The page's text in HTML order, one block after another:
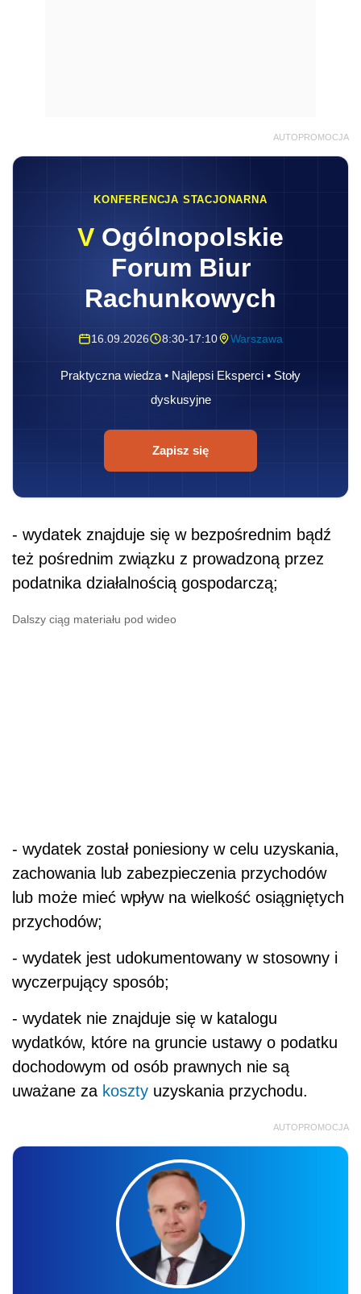
AUTOPROMOCJA
KONFERENCJA STACJONARNA
V Ogólnopolskie
Forum Biur
Rachunkowych
16.09.2026 8:30-17:10 Warszawa
Praktyczna wiedza • Najlepsi Eksperci • Stoły
dyskusyjne
Zapisz się
- wydatek znajduje się w bezpośrednim bądź
też pośrednim związku z prowadzoną przez
podatnika działalnością gospodarczą;
Dalszy ciąg materiału pod wideo
- wydatek został poniesiony w celu uzyskania,
zachowania lub zabezpieczenia przychodów
lub może mieć wpływ na wielkość osiągniętych
przychodów;
- wydatek jest udokumentowany w stosowny i
wyczerpujący sposób;
- wydatek nie znajduje się w katalogu
wydatków, które na gruncie ustawy o podatku
dochodowym od osób prawnych nie są
uważane za koszty uzyskania przychodu.
AUTOPROMOCJA